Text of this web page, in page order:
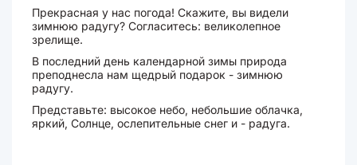
Прекрасная у нас погода! Скажите, вы видели
зимнюю радугу? Согласитесь: великолепное
зрелище.
В последний день календарной зимы природа
преподнесла нам щедрый подарок - зимнюю
радугу.
Представьте: высокое небо, небольшие облачка,
яркий, Солнце, ослепительные снег и - радуга.